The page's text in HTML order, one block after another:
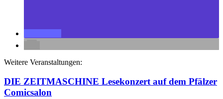
Weitere Veranstaltungen:
DIE ZEITMASCHINE Lesekonzert auf dem Pfälzer
Comicsalon